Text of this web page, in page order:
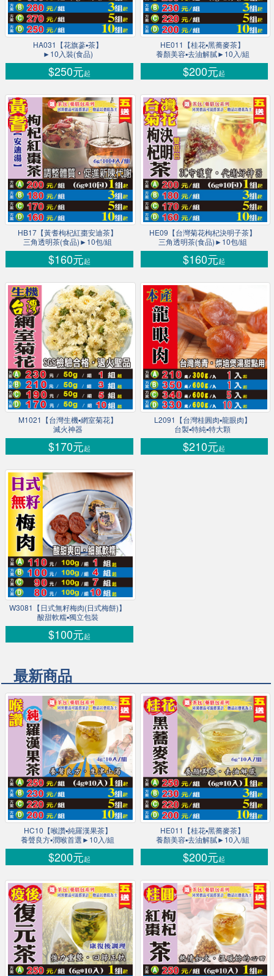
HA031【花旗蔘▪茶】
►10入裝(食品)
$250元起
HE011【桂花▪黑蕎麥茶】
養顏美容▪去油解膩►10入/組
$200元起
HB17【黃耆枸杞紅棗安迪茶】
三角透明茶(食品)►10包/組
$160元起
HE09【台灣菊花枸杞決明子茶】
三角透明茶(食品)►10包/組
$160元起
M1021【台灣生機▪網室菊花】
滅火神器
$170元起
L2091【台灣桂圓肉▪龍眼肉】
台製▪特純▪特大顆
$210元起
W3081【日式無籽梅肉(日式梅餅)】
酸甜軟糯▪獨立包裝
$100元起
最新商品
HC10【喉讚▪純羅漢果茶】
養聲良方▪潤喉首選►10入/組
$200元起
HE011【桂花▪黑蕎麥茶】
養顏美容▪去油解膩►10入/組
$200元起